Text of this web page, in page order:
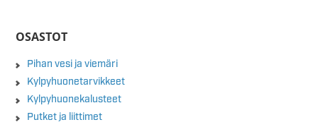
OSASTOT
Pihan vesi ja viemäri
Kylpyhuonetarvikkeet
Kylpyhuonekalusteet
Putket ja liittimet